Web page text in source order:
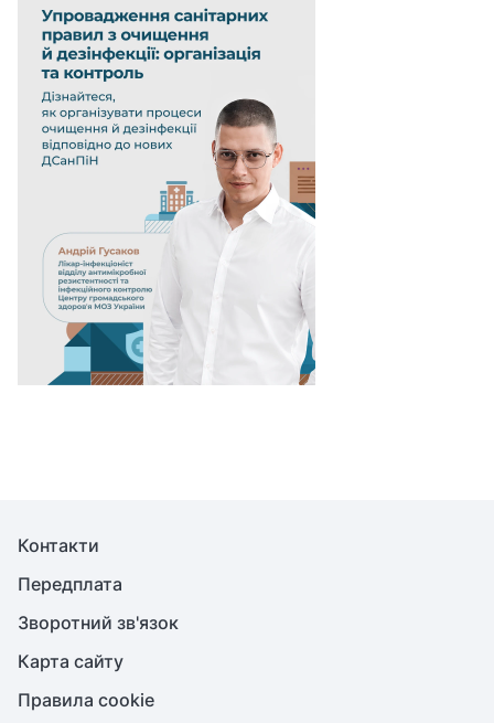
Контакти
Передплата
Зворотний зв'язок
Карта сайту
Правила cookie